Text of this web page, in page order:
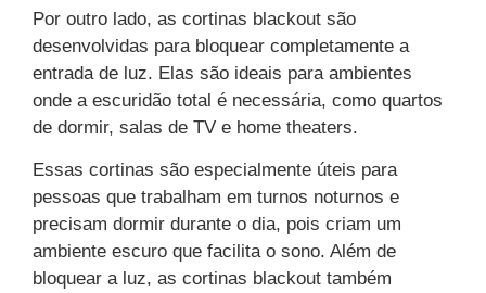
Por outro lado, as cortinas blackout são
desenvolvidas para bloquear completamente a
entrada de luz. Elas são ideais para ambientes
onde a escuridão total é necessária, como quartos
de dormir, salas de TV e home theaters.
Essas cortinas são especialmente úteis para
pessoas que trabalham em turnos noturnos e
precisam dormir durante o dia, pois criam um
ambiente escuro que facilita o sono. Além de
bloquear a luz, as cortinas blackout também